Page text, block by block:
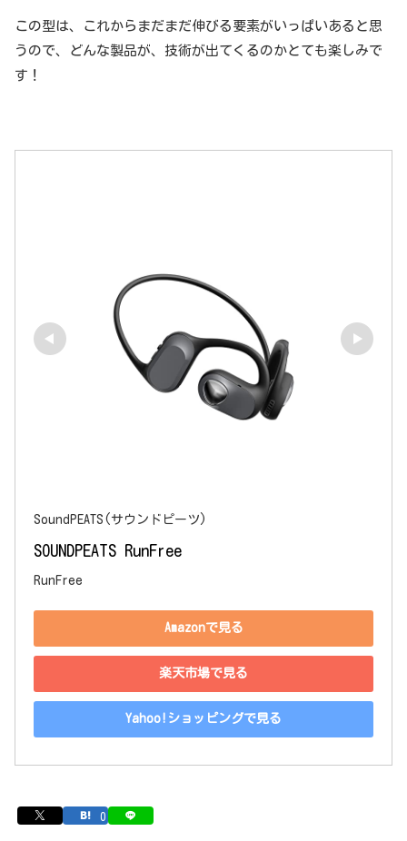
この型は、これからまだまだ伸びる要素がいっぱいあると思
うので、どんな製品が、技術が出てくるのかとても楽しみで
す！
SoundPEATS(サウンドピーツ)
SOUNDPEATS RunFree
RunFree
Amazonで見る
楽天市場で見る
Yahoo!ショッピングで見る
0